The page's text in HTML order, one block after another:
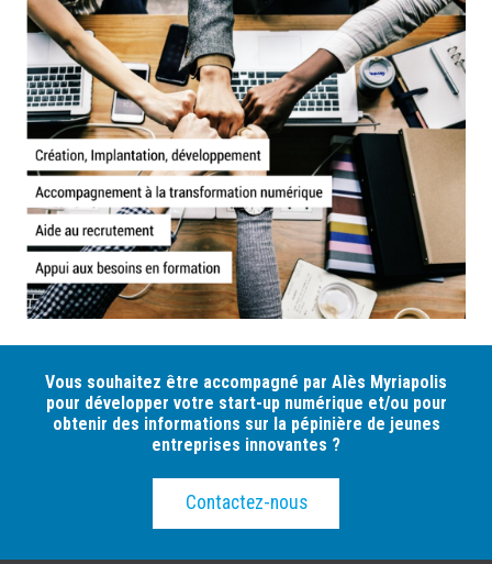
Vous souhaitez être accompagné par Alès Myriapolis
pour développer votre start-up numérique et/ou pour
obtenir des informations sur la pépinière de jeunes
entreprises innovantes ?
Contactez-nous